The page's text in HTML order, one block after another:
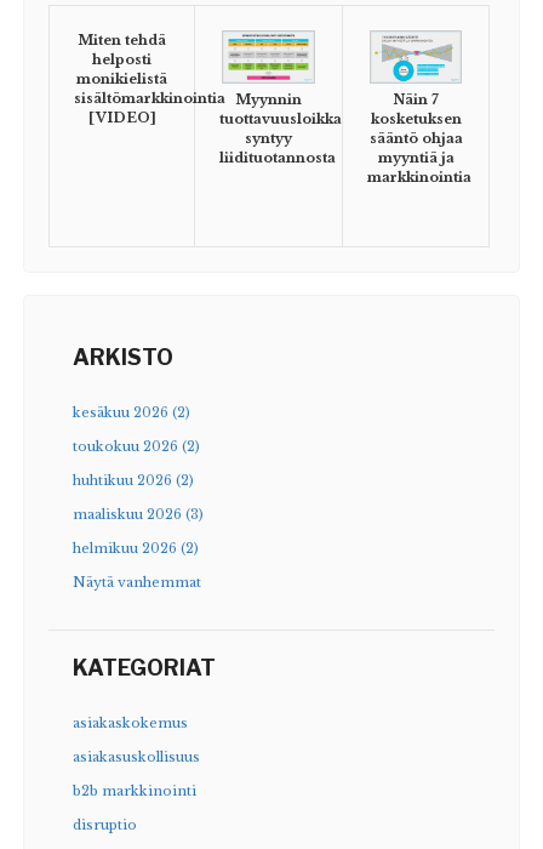
Miten tehdä
helposti
monikielistä
sisältömarkkinointia
[VIDEO]
Myynnin
tuottavuusloikka
syntyy
liidituotannosta
Näin 7
kosketuksen
sääntö ohjaa
myyntiä ja
markkinointia
ARKISTO
kesäkuu 2026 (2)
toukokuu 2026 (2)
huhtikuu 2026 (2)
maaliskuu 2026 (3)
helmikuu 2026 (2)
Näytä vanhemmat
KATEGORIAT
asiakaskokemus
asiakasuskollisuus
b2b markkinointi
disruptio